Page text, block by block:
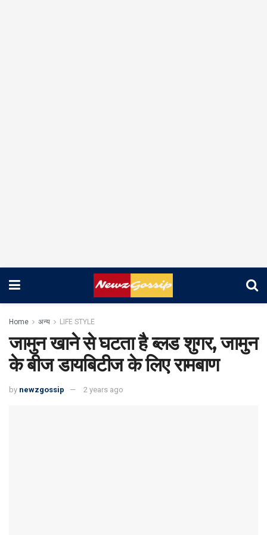
Home अन्य LIFE STYLE
जामुन खाने से घटता है ब्लड शुगर, जामुन
के बीज डायबिटीज के लिए रामबाण
by newzgossip 2 years ago